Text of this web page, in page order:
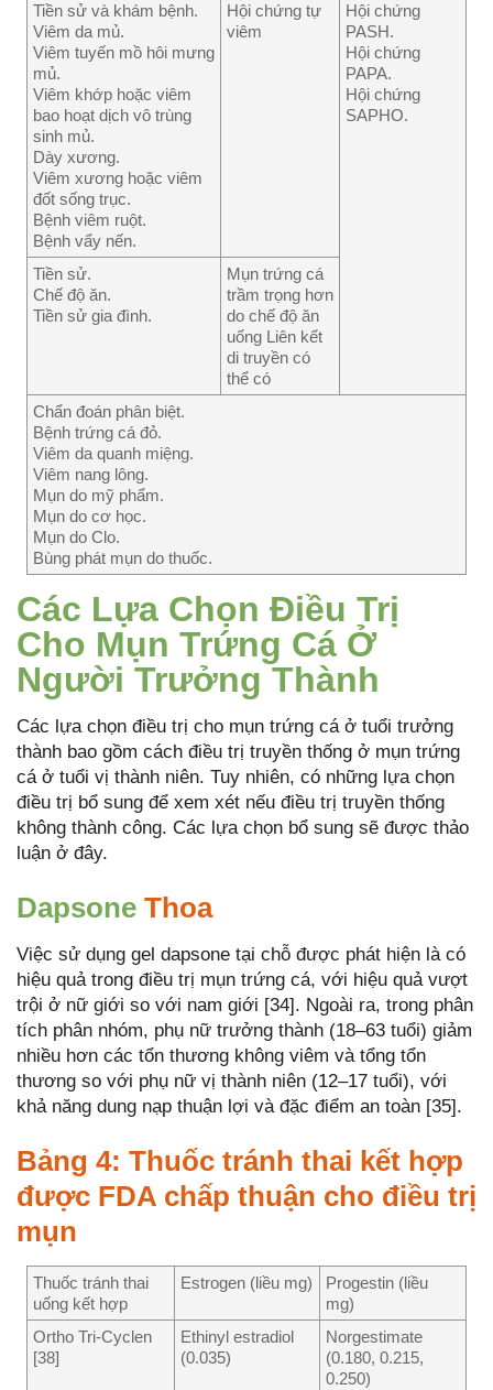
Tiền sử và khám bệnh.
Viêm da mủ.
Viêm tuyến mồ hôi mưng
mủ.
Viêm khớp hoặc viêm
bao hoạt dịch vô trùng
sinh mủ.
Dày xương.
Viêm xương hoặc viêm
đốt sống trục.
Bệnh viêm ruột.
Bệnh vẩy nến.
Hội chứng tự
viêm
Hội chứng
PASH.
Hội chứng
PAPA.
Hội chứng
SAPHO.
Tiền sử.
Chế độ ăn.
Tiền sử gia đình.
Mụn trứng cá
trầm trọng hơn
do chế độ ăn
uống Liên kết
di truyền có
thể có
Chẩn đoán phân biệt.
Bệnh trứng cá đỏ.
Viêm da quanh miệng.
Viêm nang lông.
Mụn do mỹ phẩm.
Mụn do cơ học.
Mụn do Clo.
Bùng phát mụn do thuốc.
Các Lựa Chọn Điều Trị
Cho Mụn Trứng Cá Ở
Người Trưởng Thành
Các lựa chọn điều trị cho mụn trứng cá ở tuổi trưởng
thành bao gồm cách điều trị truyền thống ở mụn trứng
cá ở tuổi vị thành niên. Tuy nhiên, có những lựa chọn
điều trị bổ sung để xem xét nếu điều trị truyền thống
không thành công. Các lựa chọn bổ sung sẽ được thảo
luận ở đây.
Dapsone Thoa
Việc sử dụng gel dapsone tại chỗ được phát hiện là có
hiệu quả trong điều trị mụn trứng cá, với hiệu quả vượt
trội ở nữ giới so với nam giới [34]. Ngoài ra, trong phân
tích phân nhóm, phụ nữ trưởng thành (18–63 tuổi) giảm
nhiều hơn các tổn thương không viêm và tổng tổn
thương so với phụ nữ vị thành niên (12–17 tuổi), với
khả năng dung nạp thuận lợi và đặc điểm an toàn [35].
Bảng 4: Thuốc tránh thai kết hợp
được FDA chấp thuận cho điều trị
mụn
Thuốc tránh thai
uống kết hợp
Estrogen (liều mg)
Progestin (liều
mg)
Ortho Tri-Cyclen
[38]
Ethinyl estradiol
(0.035)
Norgestimate
(0.180, 0.215,
0.250)